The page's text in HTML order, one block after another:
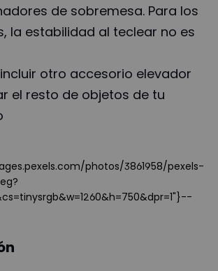
de sobremesa. Para los
la estabilidad al teclear no es
otro accesorio elevador
el resto de objetos de tu
photos/3861958/pexels-